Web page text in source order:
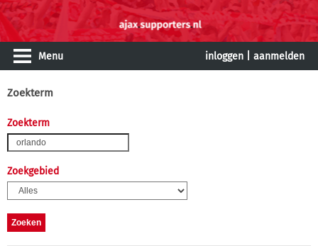
Menu inloggen aanmelden
Zoekterm
Zoekterm
Zoekgebied